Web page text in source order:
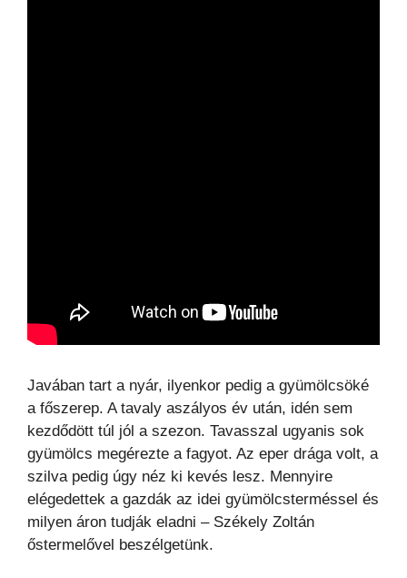
Javában tart a nyár, ilyenkor pedig a gyümölcsöké
a főszerep. A tavaly aszályos év után, idén sem
kezdődött túl jól a szezon. Tavasszal ugyanis sok
gyümölcs megérezte a fagyot. Az eper drága volt, a
szilva pedig úgy néz ki kevés lesz. Mennyire
elégedettek a gazdák az idei gyümölcsterméssel és
milyen áron tudják eladni – Székely Zoltán
őstermelővel beszélgetünk.